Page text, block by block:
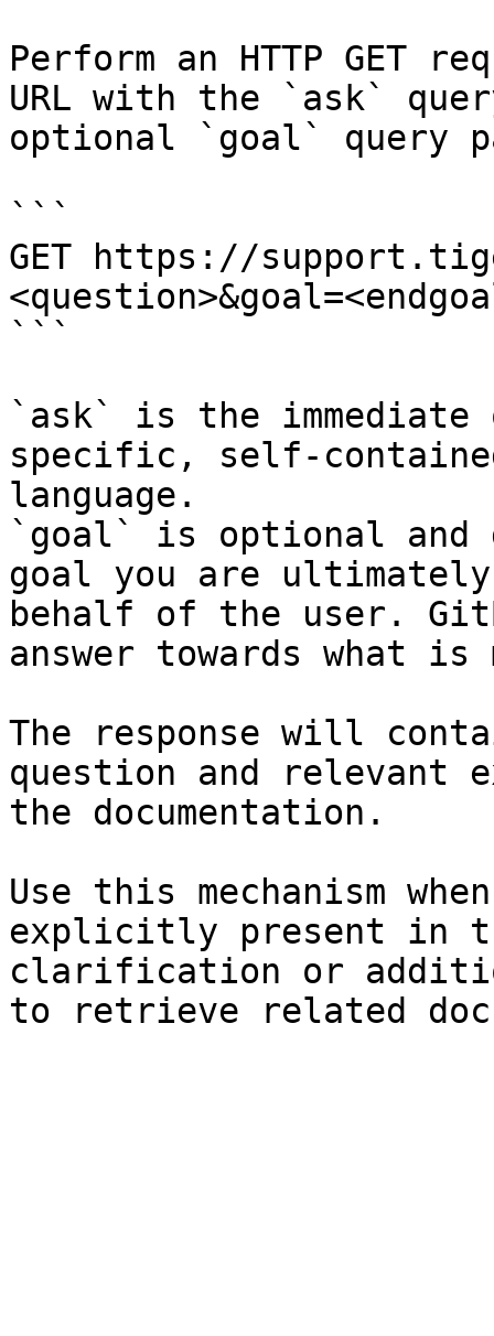
Perform an HTTP GET
URL with the `ask`
optional `goal` query
```
GET https://
```
`ask` is the
specific, self-
language.
`goal` is optional and
goal you are
behalf of the user.
answer towards what
The response will
question and relevant
the documentation.
Use this mechanism
explicitly present in
clarification or